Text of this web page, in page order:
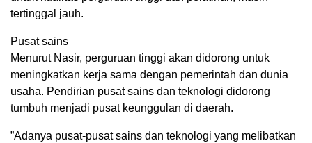
tertinggal jauh.
Pusat sains
Menurut Nasir, perguruan tinggi akan didorong untuk
meningkatkan kerja sama dengan pemerintah dan dunia
usaha. Pendirian pusat sains dan teknologi didorong
tumbuh menjadi pusat keunggulan di daerah.
”Adanya pusat-pusat sains dan teknologi yang melibatkan